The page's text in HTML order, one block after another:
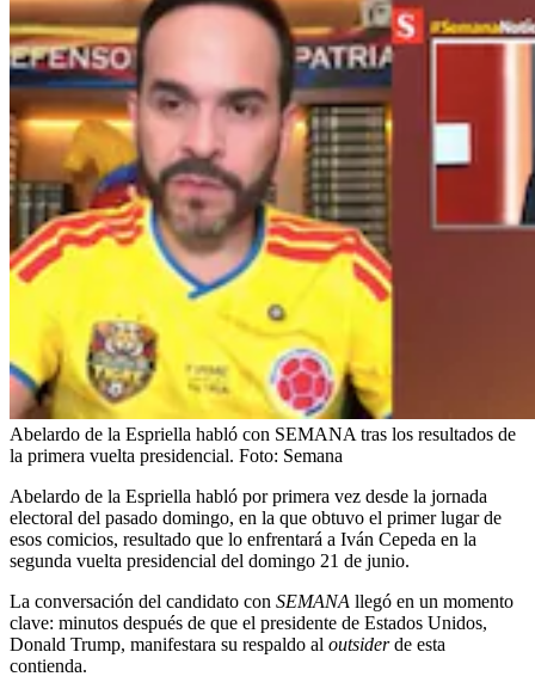
Abelardo de la Espriella habló con SEMANA tras los resultados de
la primera vuelta presidencial. Foto: Semana
Abelardo de la Espriella habló por primera vez desde la jornada
electoral del pasado domingo, en la que obtuvo el primer lugar de
esos comicios, resultado que lo enfrentará a Iván Cepeda en la
segunda vuelta presidencial del domingo 21 de junio.
La conversación del candidato con SEMANA llegó en un momento
clave: minutos después de que el presidente de Estados Unidos,
Donald Trump, manifestara su respaldo al outsiderde esta
contienda.